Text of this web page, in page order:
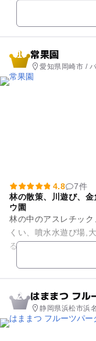
1 常果園
愛知県岡崎市 /
4.8
7件
林の散策、川遊び、
ウ園
林の中のアスレチッ
くい、噴水水遊び場,
るぶどう園です。近
などの魚を追っかけ
2 はままつ フル
静岡県浜松市浜
体験, いちご狩